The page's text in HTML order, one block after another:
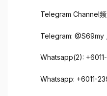
Telegram Channel
Telegram: @S69my
Whatsapp(2):
Whatsapp: +6011-